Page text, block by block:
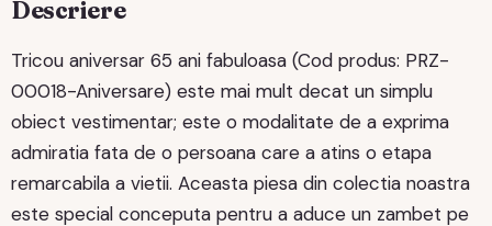
Descriere
Tricou aniversar 65 ani fabuloasa (Cod produs: PRZ-
00018-Aniversare) este mai mult decat un simplu
obiect vestimentar; este o modalitate de a exprima
admiratia fata de o persoana care a atins o etapa
remarcabila a vietii. Aceasta piesa din colectia noastra
este special conceputa pentru a aduce un zambet pe